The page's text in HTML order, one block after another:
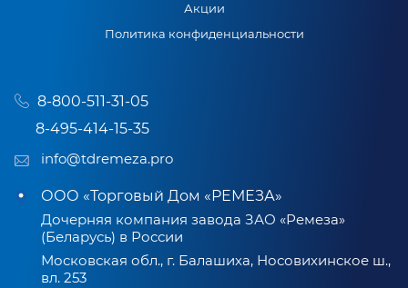
Акции
Политика конфиденциальности
8-800-511-31-05
8-495-414-15-35
info@tdremeza.pro
ООО «Торговый Дом «РЕМЕЗА»
Дочерняя компания завода ЗАО «Ремеза»
(Беларусь) в России
Московская обл., г. Балашиха, Носовихинское ш.,
вл. 253